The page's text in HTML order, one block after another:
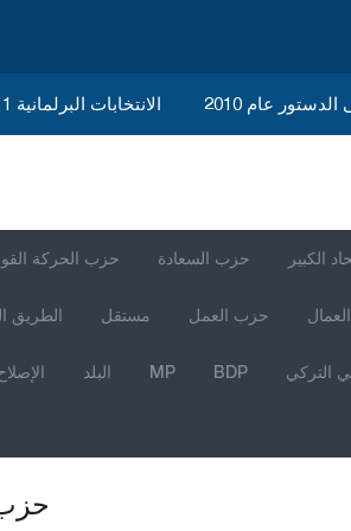
الانتخابات البرلمانية 2011 عام 2010
حزب الحركة حزب السعادة الكبير
الطريق مستقل حزب العمل العمال
البلد MP BDP التركي